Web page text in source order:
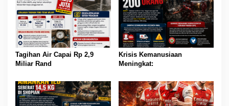
Tagihan Air Capai Rp 2,9
Miliar Rand
Krisis Kemanusiaan
Meningkat: